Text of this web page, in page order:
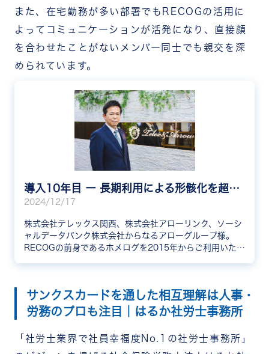
また、在宅勤務が多い部署でもRECOGの活用に
よってコミュニケーションが活発になり、直接顔
を合わせたことがないメンバー同士でも親交を深
められています。
導入10年目 ー 長期利用による形骸化を超えて、再活性化に成功した秘訣
2024/12/17
株式会社テレックス関西、株式会社アローリンク、ソーシ
ャルデータバンク株式会社からなるアローグループ様。
RECOGの前身であるホメログを2015年からご利用いただ
サンクスカードを通した相互理解は人事・
労務のプロも注目｜はるか社労士事務所
「社労士業界で社員幸福度No.1の社労士事務所」